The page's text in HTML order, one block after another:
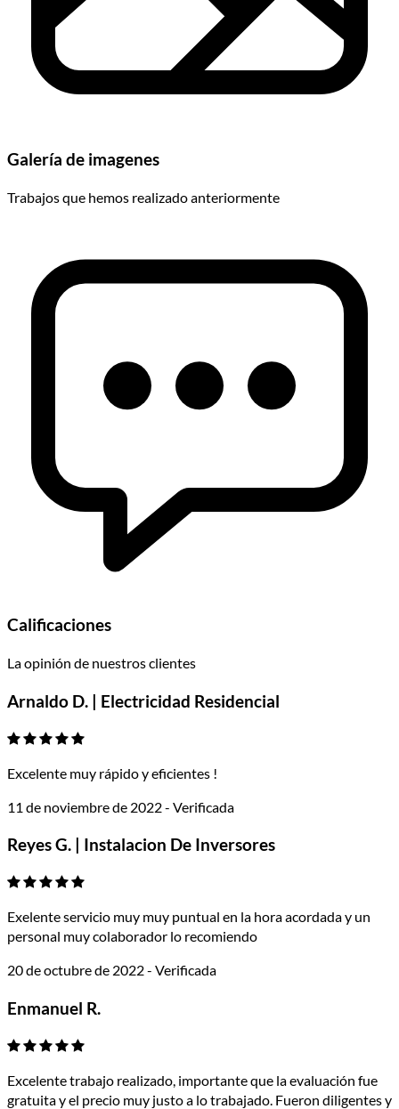
Galería de imagenes
Trabajos que hemos realizado anteriormente
Calificaciones
La opinión de nuestros clientes
Arnaldo D. | Electricidad Residencial
Excelente muy rápido y eficientes !
11 de noviembre de 2022 - Verificada
Reyes G. | Instalacion De Inversores
Exelente servicio muy muy puntual en la hora acordada y un
personal muy colaborador lo recomiendo
20 de octubre de 2022 - Verificada
Enmanuel R.
Excelente trabajo realizado, importante que la evaluación fue
gratuita y el precio muy justo a lo trabajado. Fueron diligentes y